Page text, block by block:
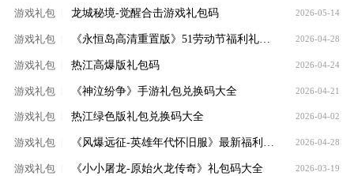
游戏礼包 龙城秘境-觉醒合击游戏礼包码 2026-05-14
游戏礼包 《永恒岛高清重置版》51劳动节福利礼包码限时放送 2026-04-28
游戏礼包 热江高爆版礼包码 2026-04-24
游戏礼包 《神泣纷争》手游礼包兑换码大全 2026-04-21
游戏礼包 热江绿色版礼包兑换码大全 2026-04-02
游戏礼包 《风爆远征-英雄年代怀旧服》最新福利礼包码大全 2026-04-28
游戏礼包 《小小屠龙-原始火龙传奇》礼包码大全 2026-03-19